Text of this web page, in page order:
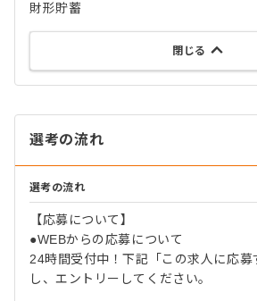
財形貯蓄
閉じる
選考の流れ
選考の流れ
【応募について】
●WEBからの応募について
24時間受付中！下記「この求人に応募
し、エントリーしてください。